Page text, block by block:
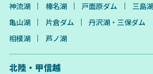
神流湖
榛名湖 戸面原ダム 三島湖
亀山湖
片倉ダム 丹沢湖・三保ダム
相模湖
芦ノ湖
北陸・甲信越